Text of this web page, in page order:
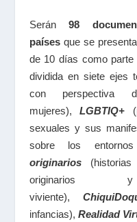
Serán98
paísesque se
de 10 días como
dividida en siete ejes
con perspectiva
mujeres),LGBTIQ+
sexuales y sus
sobre los
originarios(historias
viviente),
infancias), Realidad